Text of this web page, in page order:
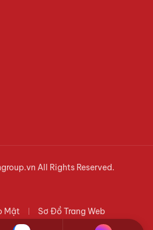
All Rights Reserved.
Mật Sơ Đồ Trang Web